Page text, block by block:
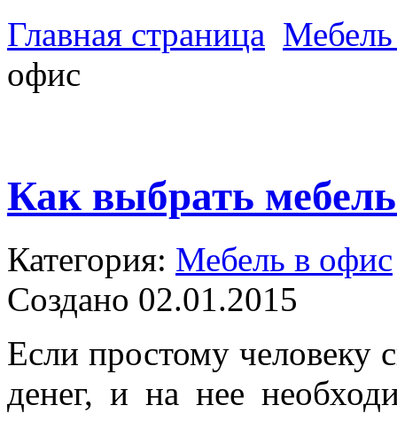
Главная страница
офис
Как выбрать
Категория: Мебель в офис
Создано 02.01.2015
Если простому человеку
денег, и на нее